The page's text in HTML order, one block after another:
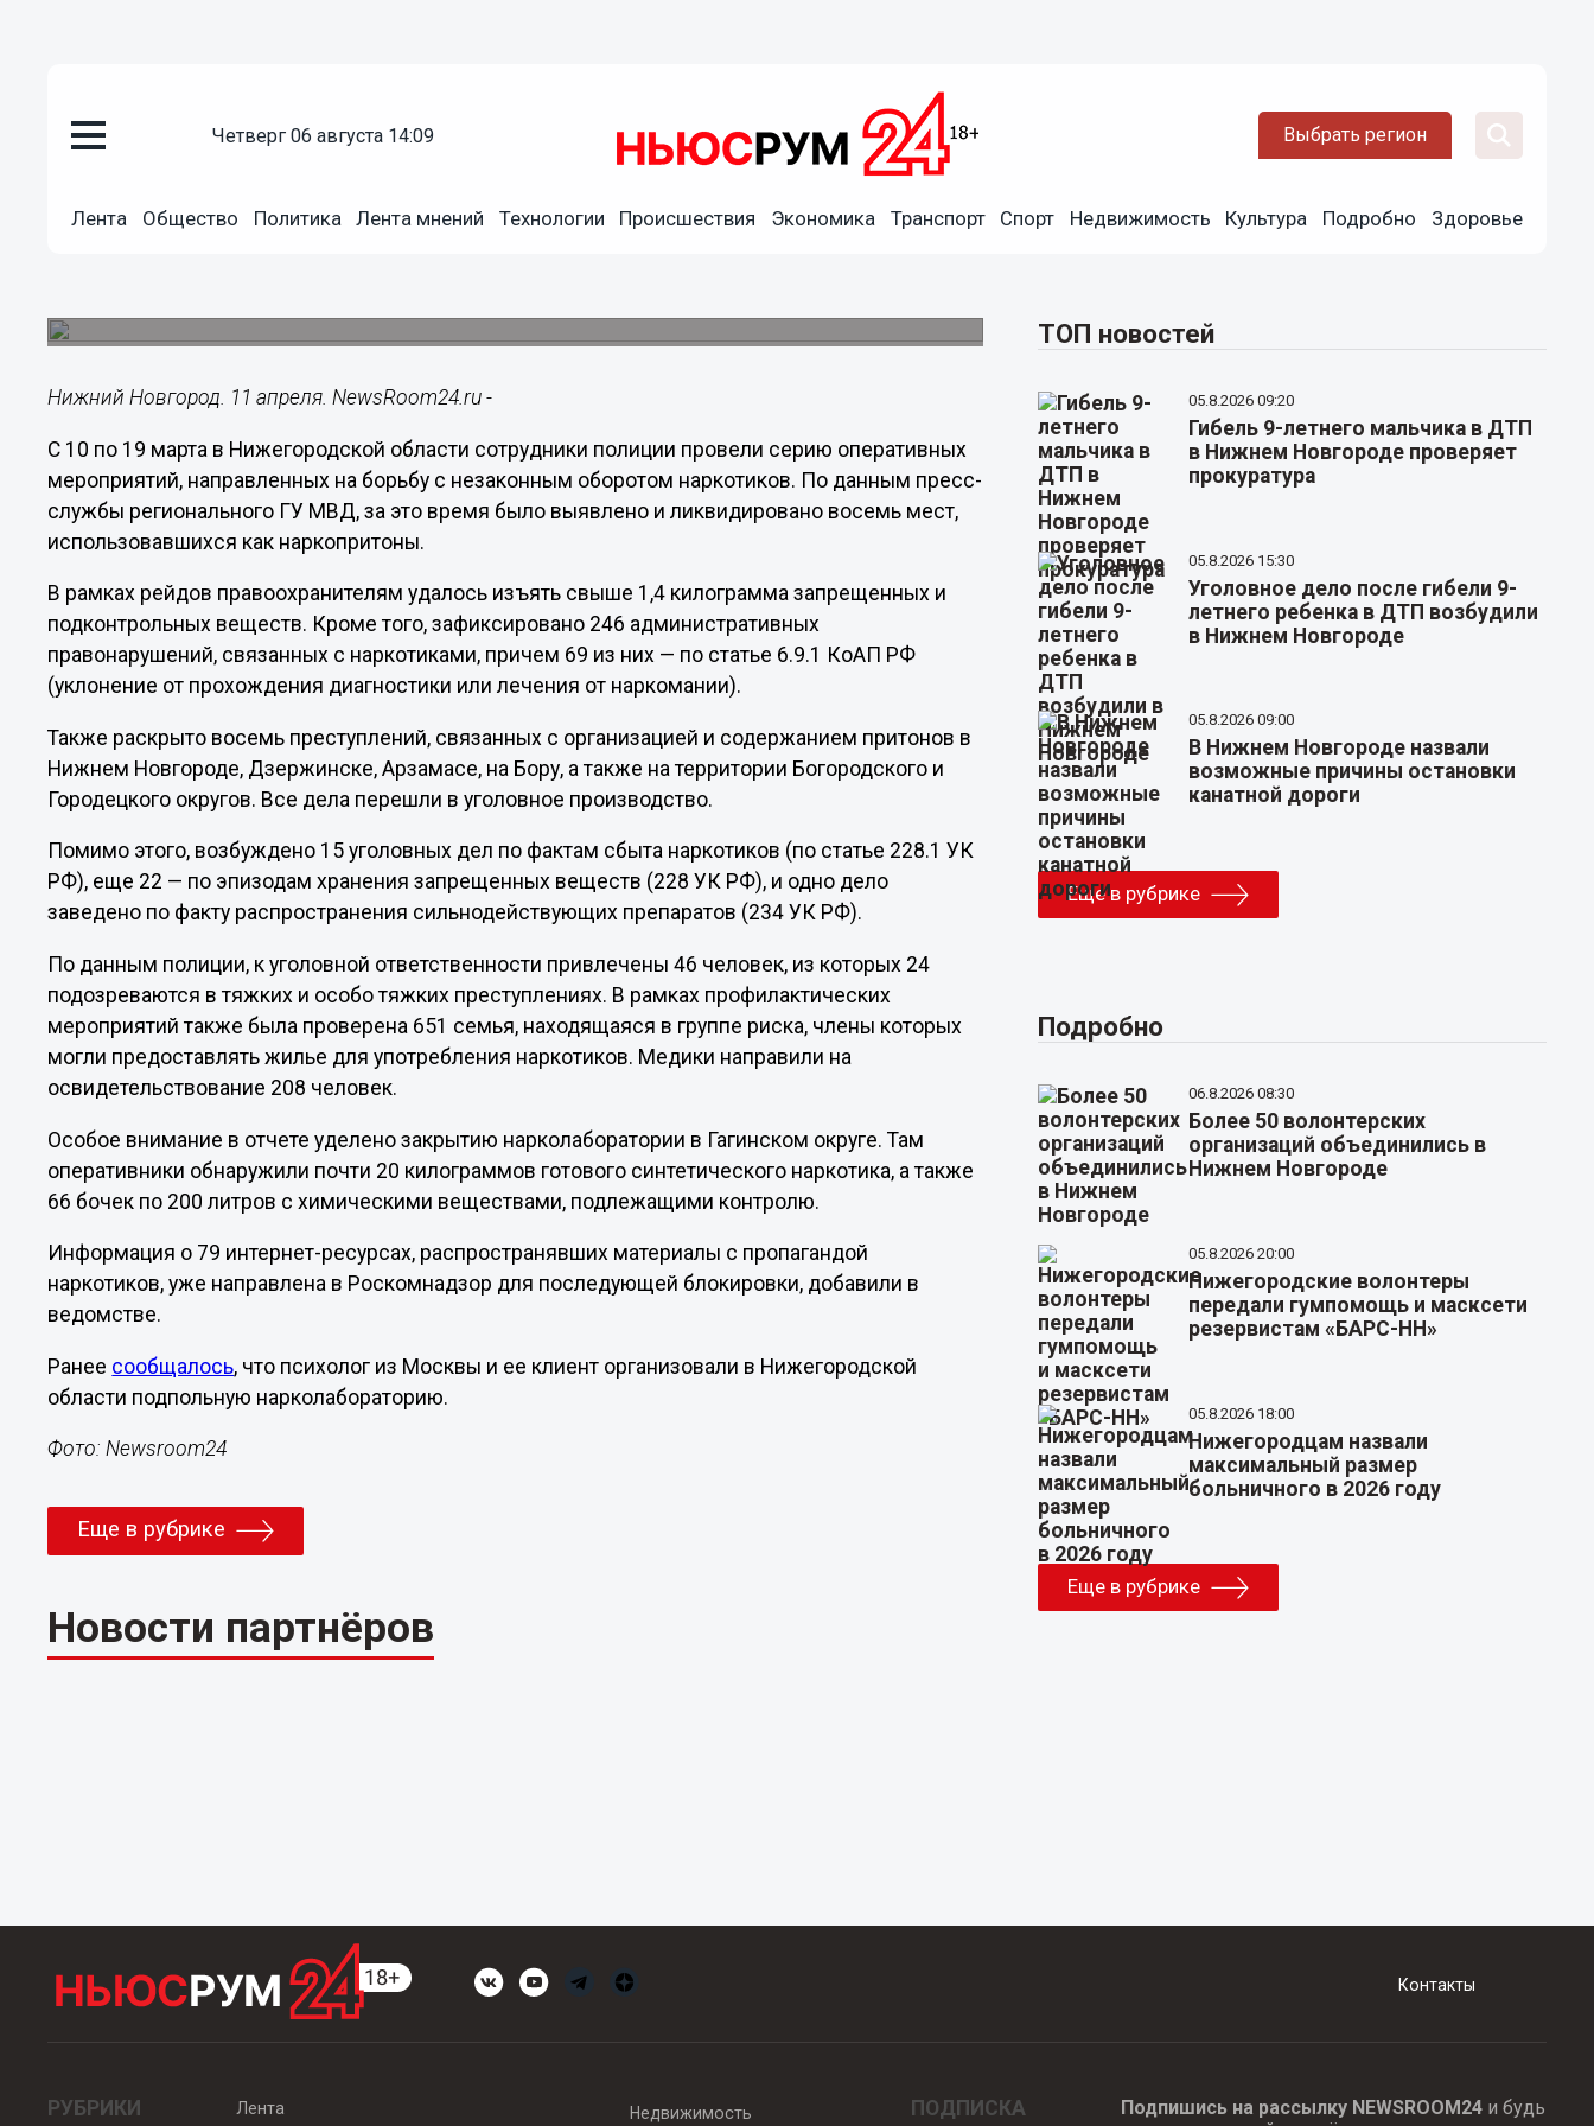
четверг 06 августа 14:09 Выбрать регион
Лента Общество Политика Лента мнений Технологии Происшествия Экономика Транспорт Спорт Недвижимость Культура Подробно Здоровье
Рейд по нижегородским наркопритонам закончился
Нижний Новгород. 11 апреля. NewsRoom24.ru -
С 10 по 19 марта в Нижегородской области сотрудники полиции провели серию оперативных
мероприятий, направленных на борьбу с незаконным оборотом наркотиков. По данным пресс-
службы регионального ГУ МВД, за это время было выявлено и ликвидировано восемь мест,
использовавшихся как наркопритоны.
В рамках рейдов правоохранителям удалось изъять свыше 1,4 килограмма запрещенных и
подконтрольных веществ. Кроме того, зафиксировано 246 административных
правонарушений, связанных с наркотиками, причем 69 из них — по статье 6.9.1 КоАП РФ
(уклонение от прохождения диагностики или лечения от наркомании).
Также раскрыто восемь преступлений, связанных с организацией и содержанием притонов в
Нижнем Новгороде, Дзержинске, Арзамасе, на Бору, а также на территории Богородского и
Городецкого округов. Все дела перешли в уголовное производство.
Помимо этого, возбуждено 15 уголовных дел по фактам сбыта наркотиков (по статье 228.1 УК
РФ), еще 22 — по эпизодам хранения запрещенных веществ (228 УК РФ), и одно дело
заведено по факту распространения сильнодействующих препаратов (234 УК РФ).
По данным полиции, к уголовной ответственности привлечены 46 человек, из которых 24
подозреваются в тяжких и особо тяжких преступлениях. В рамках профилактических
мероприятий также была проверена 651 семья, находящаяся в группе риска, члены которых
могли предоставлять жилье для употребления наркотиков. Медики направили на
освидетельствование 208 человек.
Особое внимание в отчете уделено закрытию нарколаборатории в Гагинском округе. Там
оперативники обнаружили почти 20 килограммов готового синтетического наркотика, а также
66 бочек по 200 литров с химическими веществами, подлежащими контролю.
Информация о 79 интернет-ресурсах, распространявших материалы с пропагандой
наркотиков, уже направлена в Роскомнадзор для последующей блокировки, добавили в
ведомстве.
Ранее сообщалось, что психолог из Москвы и ее клиент организовали в Нижегородской
области подпольную нарколабораторию.
Фото: Newsroom24
Еще в рубрике
Новости партнёров
ТОП новостей
05.8.2026 09:20
Гибель 9-летнего мальчика в ДТП
в Нижнем Новгороде проверяет
прокуратура
05.8.2026 15:30
Уголовное дело после гибели 9-
летнего ребенка в ДТП возбудили
в Нижнем Новгороде
05.8.2026 09:00
В Нижнем Новгороде назвали
возможные причины остановки
канатной дороги
Еще в рубрике
Подробно
06.8.2026 08:30
Более 50 волонтерских
организаций объединились в
Нижнем Новгороде
05.8.2026 20:00
Нижегородские волонтеры
передали гумпомощь и масксети
резервистам «БАРС-НН»
05.8.2026 18:00
Нижегородцам назвали
максимальный размер
больничного в 2026 году
Еще в рубрике
Контакты
РУБРИКИ Лента Недвижимость ПОДПИСКА Подпишись на рассылку NEWSROOM24и будь